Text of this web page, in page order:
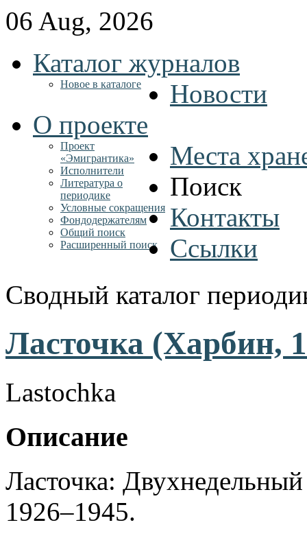
06 Aug, 2026
Каталог журналов
Новое в каталоге
Новости
О проекте
Проект
«Эмигрантика»
Исполнители
Литература о
периодике
Условные сокращения
Фондодержателям
Места
Поиск
Общий поиск
Расширенный поиск
Контакты
Ссылки
Сводный каталог
Ласточка (Харбин,
Lastochka
Описание
Ласточка:
1926–1945.